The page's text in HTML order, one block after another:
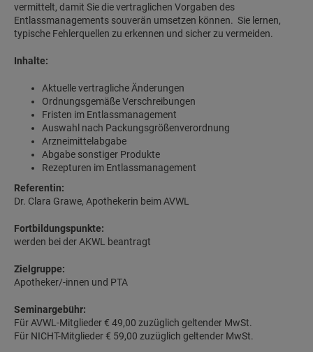
vermittelt, damit Sie die vertraglichen Vorgaben des
Entlassmanagements souverän umsetzen können. Sie lernen,
typische Fehlerquellen zu erkennen und sicher zu vermeiden.
Inhalte:
Aktuelle vertragliche Änderungen
Ordnungsgemäße Verschreibungen
Fristen im Entlassmanagement
Auswahl nach Packungsgrößenverordnung
Arzneimittelabgabe
Abgabe sonstiger Produkte
Rezepturen im Entlassmanagement
Referentin:
Dr. Clara Grawe, Apothekerin beim AVWL
Fortbildungspunkte:
werden bei der AKWL beantragt
Zielgruppe:
Apotheker/-innen und PTA
Seminargebühr:
Für AVWL-Mitglieder € 49,00 zuzüglich geltender MwSt.
Für NICHT-Mitglieder € 59,00 zuzüglich geltender MwSt.